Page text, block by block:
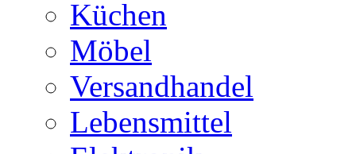
Küchen
Möbel
Versandhandel
Lebensmittel